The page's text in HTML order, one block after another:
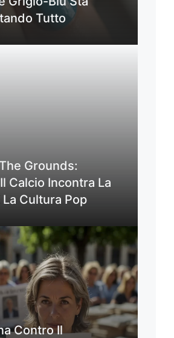
Tutto
Grounds:
Calcio Incontra La
La Cultura Pop
Contro Il